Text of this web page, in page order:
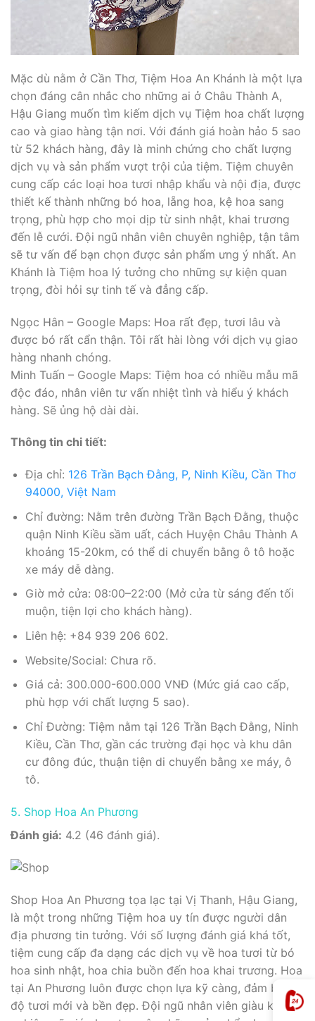
Mặc dù nằm ở Cần Thơ, Tiệm Hoa An Khánh là một lựa
chọn đáng cân nhắc cho những ai ở Châu Thành A,
Hậu Giang muốn tìm kiếm dịch vụ Tiệm hoa chất lượng
cao và giao hàng tận nơi. Với đánh giá hoàn hảo 5 sao
từ 52 khách hàng, đây là minh chứng cho chất lượng
dịch vụ và sản phẩm vượt trội của tiệm. Tiệm chuyên
cung cấp các loại hoa tươi nhập khẩu và nội địa, được
thiết kế thành những bó hoa, lẵng hoa, kệ hoa sang
trọng, phù hợp cho mọi dịp từ sinh nhật, khai trương
đến lễ cưới. Đội ngũ nhân viên chuyên nghiệp, tận tâm
sẽ tư vấn để bạn chọn được sản phẩm ưng ý nhất. An
Khánh là Tiệm hoa lý tưởng cho những sự kiện quan
trọng, đòi hỏi sự tinh tế và đẳng cấp.
Ngọc Hân – Google Maps: Hoa rất đẹp, tươi lâu và
được bó rất cẩn thận. Tôi rất hài lòng với dịch vụ giao
hàng nhanh chóng.
Minh Tuấn – Google Maps: Tiệm hoa có nhiều mẫu mã
độc đáo, nhân viên tư vấn nhiệt tình và hiểu ý khách
hàng. Sẽ ủng hộ dài dài.
Thông tin chi tiết:
Địa chỉ: 126 Trần Bạch Đằng, P, Ninh Kiều, Cần Thơ
94000, Việt Nam
Chỉ đường: Nằm trên đường Trần Bạch Đằng, thuộc
quận Ninh Kiều sầm uất, cách Huyện Châu Thành A
khoảng 15-20km, có thể di chuyển bằng ô tô hoặc
xe máy dễ dàng.
Giờ mở cửa: 08:00–22:00 (Mở cửa từ sáng đến tối
muộn, tiện lợi cho khách hàng).
Liên hệ: +84 939 206 602.
Website/Social: Chưa rõ.
Giá cả: 300.000-600.000 VNĐ (Mức giá cao cấp,
phù hợp với chất lượng 5 sao).
Chỉ Đường: Tiệm nằm tại 126 Trần Bạch Đằng, Ninh
Kiều, Cần Thơ, gần các trường đại học và khu dân
cư đông đúc, thuận tiện di chuyển bằng xe máy, ô
tô.
5. Shop Hoa An Phương
Đánh giá: 4.2 (46 đánh giá).
Shop Hoa An Phương tọa lạc tại Vị Thanh, Hậu Giang,
là một trong những Tiệm hoa uy tín được người dân
địa phương tin tưởng. Với số lượng đánh giá khá tốt,
tiệm cung cấp đa dạng các dịch vụ về hoa tươi từ bó
hoa sinh nhật, hoa chia buồn đến hoa khai trương. Hoa
tại An Phương luôn được chọn lựa kỹ càng, đảm bảo
độ tươi mới và bền đẹp. Đội ngũ nhân viên giàu kinh